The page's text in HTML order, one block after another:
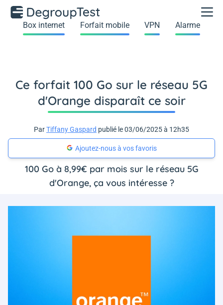
Box internet Forfait mobile VPN Alarme
Ce forfait 100 Go sur le réseau 5G
d'Orange disparaît ce soir
ParTiffany Gaspard publié le 03/06/2025 à 12h35
Ajoutez-nous à vos favoris
100 Go à 8,99€ par mois sur le réseau 5G
d'Orange, ça vous intéresse ?